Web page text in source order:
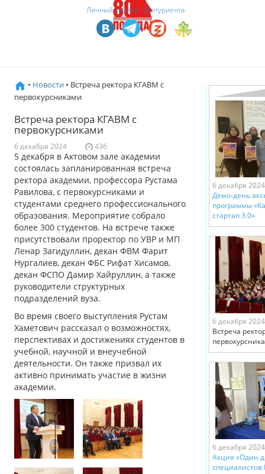
Личный кабинет абитуриента
• Новости • Встреча ректора КГАВМ с
первокурсниками
Встреча ректора КГАВМ с
первокурсниками
6 декабря 2024 436
5 декабря в Актовом зале академии
состоялась запланированная встреча
ректора академии, профессора Рустама
Равилова, с первокурсниками и
студентами среднего профессионального
образования. Мероприятие собрало
более 300 студентов. На встрече также
присутствовали проректор по УВР и МП
Ленар Загидуллин, декан ФВМ Фарит
Нургалиев, декан ФБС Рифат Хисамов,
декан ФСПО Дамир Хайруллин, а также
руководители структурных
подразделений вуза.
Во время своего выступления Рустам
Хаметович рассказал о возможностях,
перспективах и достижениях студентов в
учебной, научной и внеучебной
деятельности. Он также призвал их
активно принимать участие в жизни
академии.
6 декабря 2024
Демо-день
программы
стартап 3.0»
6 декабря 2024
Встреча
6 декабря 2024
Акция «Один